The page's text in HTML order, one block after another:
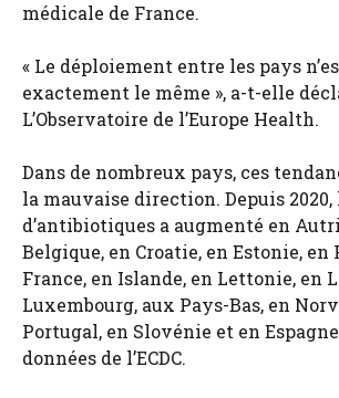
médicale de France.
« Le déploiement entre les pays
exactement le même », a-t-elle
L’Observatoire de l’Europe Health.
Dans de nombreux pays, ces
la mauvaise direction. Depuis
d’antibiotiques a augmenté en
Belgique, en Croatie, en Estonie, en
France, en Islande, en Lettonie, en
Luxembourg, aux Pays-Bas, en
Portugal, en Slovénie et en
données de l’ECDC.